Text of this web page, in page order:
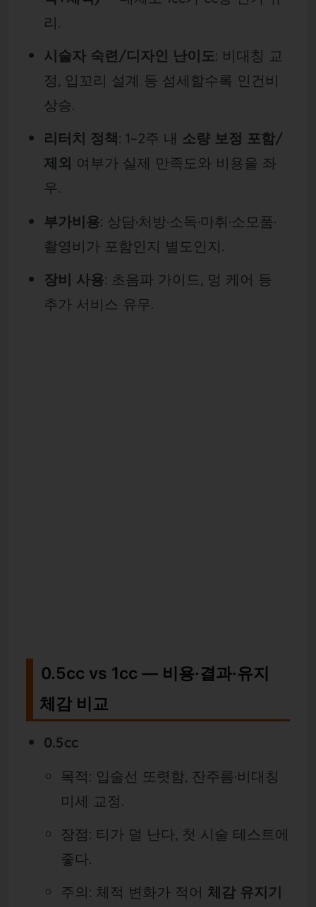
리.
시술자 숙련/디자인 난이도: 비대칭 교
정, 입꼬리 설계 등 섬세할수록 인건비
상승.
리터치 정책 : 1~2주 내 소량 보정 포함/
제외 여부가 실제 만족도와 비용을 좌
우.
부가비용: 상담·처방·소독·마취·소모품·
촬영비가 포함인지 별도인지.
장비 사용: 초음파 가이드, 멍 케어 등
추가 서비스 유무.
0.5cc vs 1cc — 비용·결과·유지
체감 비교
0.5cc
목적: 입술선 또렷함, 잔주름·비대칭
미세 교정.
장점: 티가 덜 난다, 첫 시술 테스트에
좋다.
주의: 체적 변화가 적어 체감 유지기